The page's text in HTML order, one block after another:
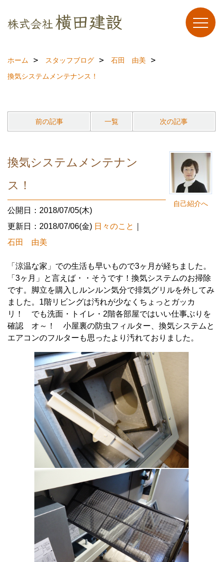
ホーム スタッフブログ
石田 由美
換気システムメンテナンス！
前の記事 一覧 次の記事
自己紹介へ
換気システムメンテナン
ス！
公開日：2018/07/05(木)
更新日：2018/07/06(金) 日々のこと
石田 由美
「涼温な家」での生活も早いもので3ヶ月が経ちました。
「3ヶ月」と言えば・・そうです！換気システムのお掃除
です。脚立を購入しルンルン気分で排気グリルを外してみ
ました。1階リビングは汚れが少なくちょっとガッカ
リ！ でも洗面・トイレ・2階各部屋ではいい仕事ぶりを
確認 オ～！ 小屋裏の防虫フィルター、換気システムと
エアコンのフルターも思ったより汚れておりました。